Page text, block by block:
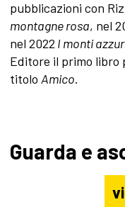
pubblicazioni con
montagne rosa, nel
nel 2022 I monti
Editore il primo libro
titolo Amico.
Guarda e